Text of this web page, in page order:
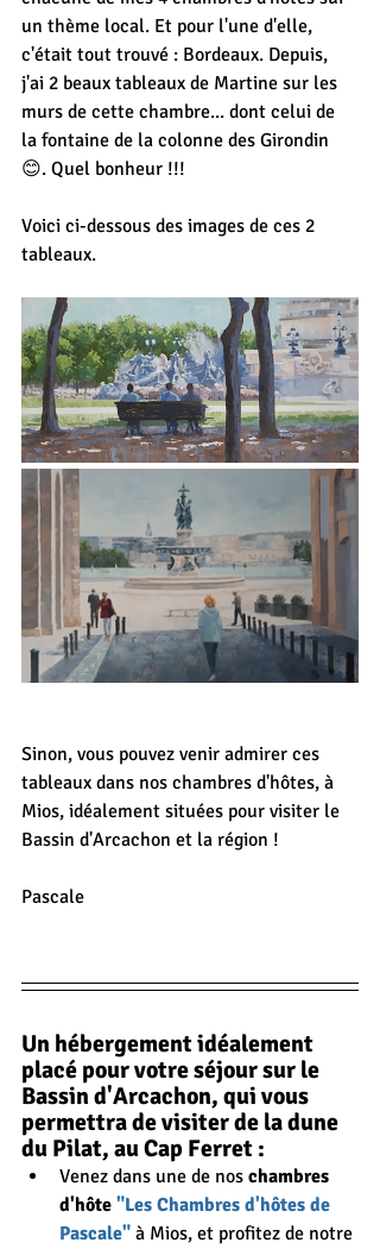
un thème local. Et pour l'une d'elle,
c'était tout trouvé : Bordeaux. Depuis,
j'ai 2 beaux tableaux de Martine sur les
murs de cette chambre... dont celui de
la fontaine de la colonne des Girondin
😊. Quel bonheur !!!
Voici ci-dessous des images de ces 2
tableaux.
Sinon, vous pouvez venir admirer ces
tableaux dans nos chambres d'hôtes, à
Mios, idéalement situées pour visiter le
Bassin d'Arcachon et la région !
Pascale
Un hébergement idéalement
placé pour votre séjour sur le
Bassin d'Arcachon, qui vous
permettra de visiter de la dune
du Pilat, au Cap Ferret :
Venez dans une de nos chambres
d'hôte "Les Chambres d'hôtes de
Pascale" à Mios, et profitez de notre